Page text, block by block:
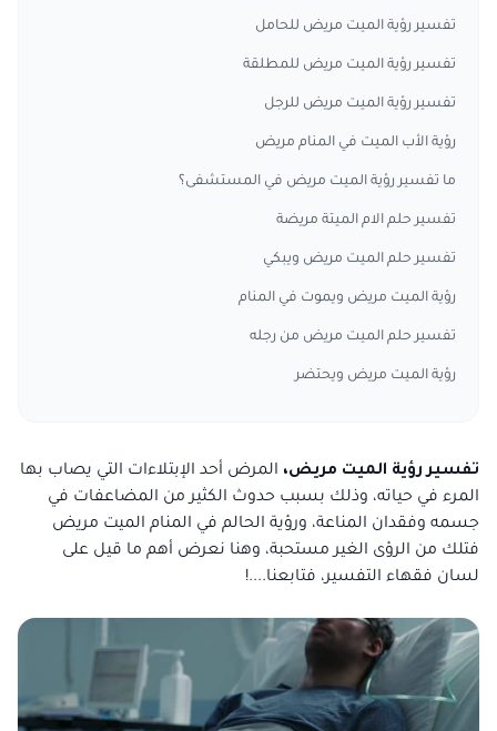
تفسير رؤية الميت مريض للحامل
تفسير رؤية الميت مريض للمطلقة
تفسير رؤية الميت مريض للرجل
رؤية الأب الميت في المنام مريض
ما تفسير رؤية الميت مريض في المستشفى؟
تفسير حلم الام الميتة مريضة
تفسير حلم الميت مريض ويبكي
رؤية الميت مريض ويموت في المنام
تفسير حلم الميت مريض من رجله
رؤية الميت مريض ويحتضر
تفسير رؤية الميت مريض، المرض أحد الإبتلاءات التي يصاب بها
المرء في حياته، وذلك بسبب حدوث الكثير من المضاعفات في
جسمه وفقدان المناعة، ورؤية الحالم في المنام الميت مريض
فتلك من الرؤى الغير مستحبة، وهنا نعرض أهم ما قيل على
لسان فقهاء التفسير، فتابعنا....!